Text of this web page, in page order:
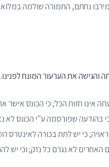
נחתם, התמורה שולמה
אינו חזות הכל; כי הכונס
בהודעה שפורסמה ע"י הכונס
כי יש לתת בכורה
האחרים לא נגרם כל נזק;